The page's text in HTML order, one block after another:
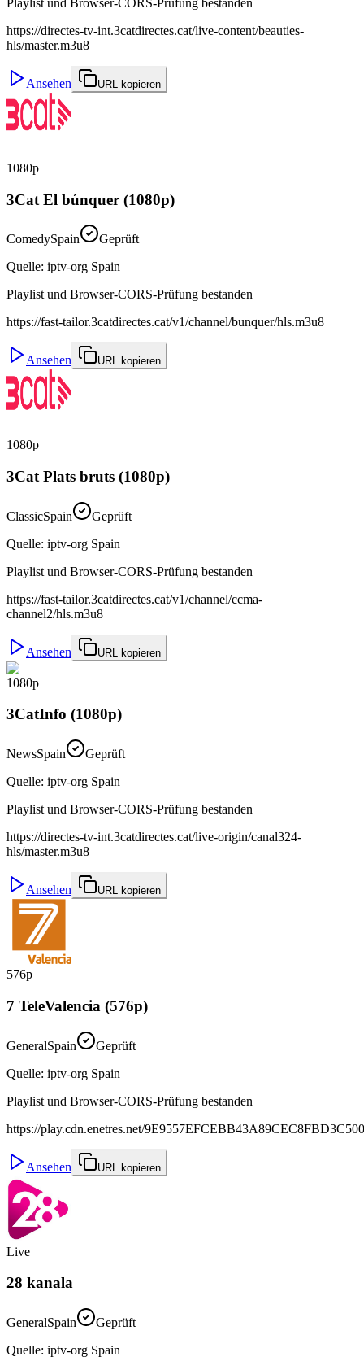
https://directes-tv-int.3catdirectes.cat/live-content/beauties-
hls/master.m3u8
Ansehen URL kopieren
1080p
3Cat El búnquer (1080p)
ComedySpain
Geprüft
Quelle: iptv-org Spain
Playlist und Browser-CORS-Prüfung bestanden
https://fast-tailor.3catdirectes.cat/v1/channel/bunquer/hls.m3u8
Ansehen URL kopieren
1080p
3Cat Plats bruts (1080p)
ClassicSpain
Geprüft
Quelle: iptv-org Spain
Playlist und Browser-CORS-Prüfung bestanden
https://fast-tailor.3catdirectes.cat/v1/channel/ccma-
channel2/hls.m3u8
Ansehen URL kopieren
1080p
3CatInfo (1080p)
NewsSpain
Geprüft
Quelle: iptv-org Spain
Playlist und Browser-CORS-Prüfung bestanden
https://directes-tv-int.3catdirectes.cat/live-origin/canal324-
hls/master.m3u8
Ansehen URL kopieren
576p
7 TeleValencia (576p)
GeneralSpain
Geprüft
Quelle: iptv-org Spain
Playlist und Browser-CORS-Prüfung bestanden
https://play.cdn.enetres.net/
Ansehen URL kopieren
Live
28 kanala
GeneralSpain
Geprüft
Quelle: iptv-org Spain